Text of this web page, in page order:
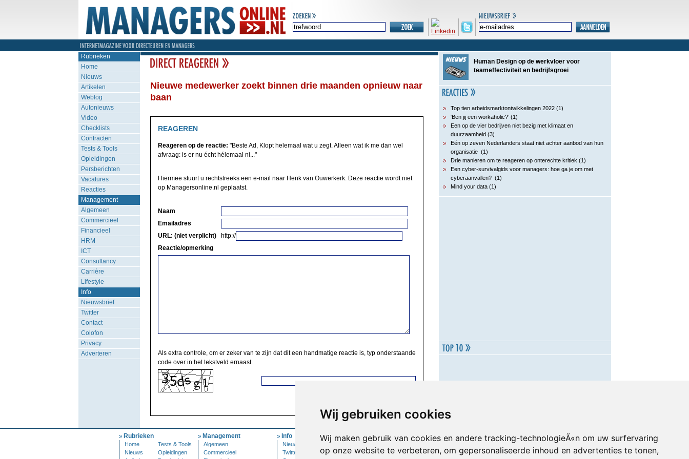
Wij gebruiken cookies
Wij maken gebruik van cookies en andere tracking-technologieÃ«n om uw surfervaring
op onze website te verbeteren, om gepersonaliseerde inhoud en advertenties te tonen,
Rubrieken
Home
Nieuws
Artikelen
Weblog
Autonieuws
Video
Checklists
Contracten
Tests & Tools
Opleidingen
Persberichten
Vacatures
Reacties
Management
Algemeen
Commercieel
Financieel
HRM
ICT
Consultancy
Carrière
Lifestyle
Info
Nieuwsbrief
Twitter
Contact
Colofon
Privacy
Adverteren
Nieuwe medewerker zoekt binnen drie maanden opnieuw naar
baan
REAGEREN
Reageren op de reactie: "Beste Ad, Klopt helemaal wat u zegt. Alleen wat ik me dan wel
afvraag: is er nu écht hélemaal ni..."
Hiermee stuurt u rechtstreeks een e-mail naar Henk van Ouwerkerk. Deze reactie wordt niet
op Managersonline.nl geplaatst.
Naam
Emailadres
URL: (niet verplicht)
http://
Reactie/opmerking
Als extra controle, om er zeker van te zijn dat dit een handmatige reactie is, typ onderstaande
code over in het tekstveld ernaast.
Human Design op de werkvloer voor
teameffectiviteit en bedrijfsgroei
Top tien arbeidsmarktontwikkelingen 2022 (1)
‘Ben jij een workaholic?’ (1)
Een op de vier bedrijven niet bezig met klimaat en
duurzaamheid (3)
Eén op zeven Nederlanders staat niet achter aanbod van hun
organisatie (1)
Drie manieren om te reageren op onterechte kritiek (1)
Een cyber-survivalgids voor managers: hoe ga je om met
cyberaanvallen? (1)
Mind your data (1)
Rubrieken
Home
Tests & Tools
Nieuws
Opleidingen
Management
Algemeen
Commercieel
Info
Nieuwsbrief
Twitter
Mijn Account
Inloggen